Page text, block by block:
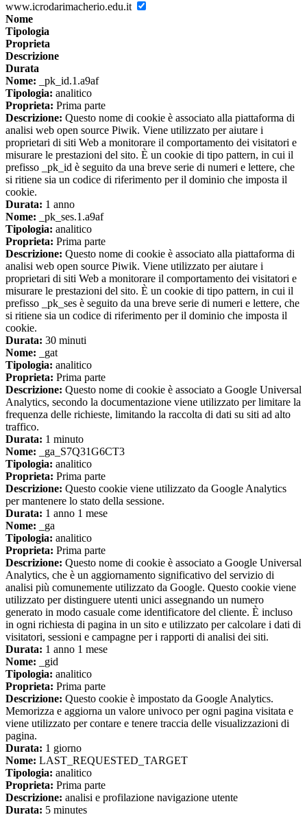
www.icrodarimacherio.edu.it
Nome
Tipologia
Proprieta
Descrizione
Durata
Nome: _pk_id.1.a9af
Tipologia: analitico
Proprieta: Prima parte
Descrizione: Questo nome di cookie è associato alla piattaforma di
analisi web open source Piwik. Viene utilizzato per aiutare i
proprietari di siti Web a monitorare il comportamento dei visitatori e
misurare le prestazioni del sito. È un cookie di tipo pattern, in cui il
prefisso _pk_id è seguito da una breve serie di numeri e lettere, che
si ritiene sia un codice di riferimento per il dominio che imposta il
cookie.
Durata: 1 anno
Nome: _pk_ses.1.a9af
Tipologia: analitico
Proprieta: Prima parte
Descrizione: Questo nome di cookie è associato alla piattaforma di
analisi web open source Piwik. Viene utilizzato per aiutare i
proprietari di siti Web a monitorare il comportamento dei visitatori e
misurare le prestazioni del sito. È un cookie di tipo pattern, in cui il
prefisso _pk_ses è seguito da una breve serie di numeri e lettere, che
si ritiene sia un codice di riferimento per il dominio che imposta il
cookie.
Durata: 30 minuti
Nome: _gat
Tipologia: analitico
Proprieta: Prima parte
Descrizione: Questo nome di cookie è associato a Google Universal
Analytics, secondo la documentazione viene utilizzato per limitare la
frequenza delle richieste, limitando la raccolta di dati su siti ad alto
traffico.
Durata: 1 minuto
Nome: _ga_S7Q31G6CT3
Tipologia: analitico
Proprieta: Prima parte
Descrizione: Questo cookie viene utilizzato da Google Analytics
per mantenere lo stato della sessione.
Durata: 1 anno 1 mese
Nome: _ga
Tipologia: analitico
Proprieta: Prima parte
Descrizione: Questo nome di cookie è associato a Google Universal
Analytics, che è un aggiornamento significativo del servizio di
analisi più comunemente utilizzato da Google. Questo cookie viene
utilizzato per distinguere utenti unici assegnando un numero
generato in modo casuale come identificatore del cliente. È incluso
in ogni richiesta di pagina in un sito e utilizzato per calcolare i dati di
visitatori, sessioni e campagne per i rapporti di analisi dei siti.
Durata: 1 anno 1 mese
Nome: _gid
Tipologia: analitico
Proprieta: Prima parte
Descrizione: Questo cookie è impostato da Google Analytics.
Memorizza e aggiorna un valore univoco per ogni pagina visitata e
viene utilizzato per contare e tenere traccia delle visualizzazioni di
pagina.
Durata: 1 giorno
Nome: LAST_REQUESTED_TARGET
Tipologia: analitico
Proprieta: Prima parte
Descrizione: analisi e profilazione navigazione utente
Durata: 5 minutes